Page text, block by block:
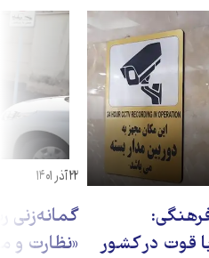
قوت در کشور
«نظارت و
۲۲ آذر ۱۴۰۱